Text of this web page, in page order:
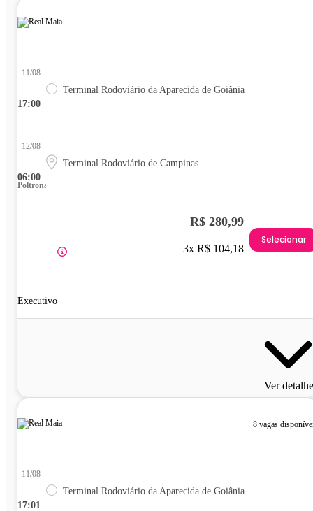
17:00
11/08
Terminal Rodoviário da Aparecida de Goiânia
06:00
12/08
Terminal Rodoviário de Campinas
Poltrona
Executivo
R$ 280,99
3x R$ 104,18
Selecionar
Ver
8 vagas
17:01
11/08
Terminal Rodoviário da Aparecida de Goiânia